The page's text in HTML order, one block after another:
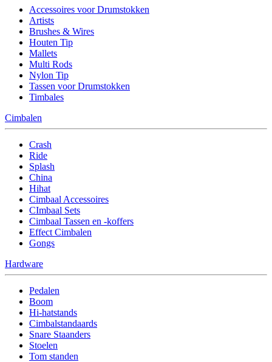
Accessoires voor Drumstokken
Artists
Brushes & Wires
Houten Tip
Mallets
Multi Rods
Nylon Tip
Tassen voor Drumstokken
Timbales
Cimbalen
Crash
Ride
Splash
China
Hihat
Cimbaal Accessoires
CImbaal Sets
Cimbaal Tassen en -koffers
Effect Cimbalen
Gongs
Hardware
Pedalen
Boom
Hi-hatstands
Cimbalstandaards
Snare Staanders
Stoelen
Tom standen